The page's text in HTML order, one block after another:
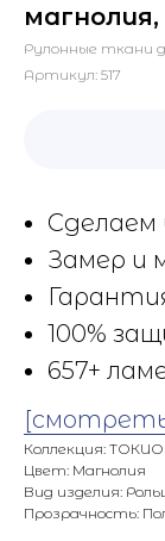
магнолия,
Рулонные ткани
Артикул: 517
Сделаем
Замер и
100%
657+
Коллекция: ТОКИО
Цвет: Магнолия
Вид изделия:
Прозрачность: